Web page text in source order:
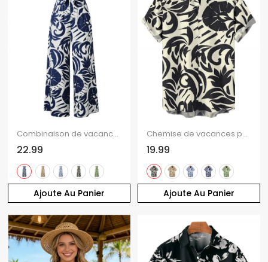
Ajoute Au Panier
Combinaison de vacances à imprimé botanique et silhouette de feuilles, nœud papillon, épaules dénudées, jambes larges
22.99
Ajoute Au Panier
Chemise de vacances pour homme à imprimé botanique de feuilles et de volutes, boutonnée
19.99